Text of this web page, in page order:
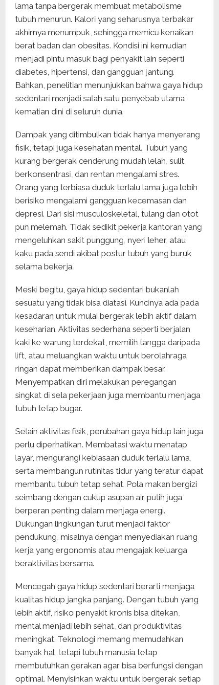
lama tanpa bergerak membuat metabolisme
tubuh menurun. Kalori yang seharusnya terbakar
akhirnya menumpuk, sehingga memicu kenaikan
berat badan dan obesitas. Kondisi ini kemudian
menjadi pintu masuk bagi penyakit lain seperti
diabetes, hipertensi, dan gangguan jantung.
Bahkan, penelitian menunjukkan bahwa gaya hidup
sedentari menjadi salah satu penyebab utama
kematian dini di seluruh dunia.
Dampak yang ditimbulkan tidak hanya menyerang
fisik, tetapi juga kesehatan mental. Tubuh yang
kurang bergerak cenderung mudah lelah, sulit
berkonsentrasi, dan rentan mengalami stres.
Orang yang terbiasa duduk terlalu lama juga lebih
berisiko mengalami gangguan kecemasan dan
depresi. Dari sisi musculoskeletal, tulang dan otot
pun melemah. Tidak sedikit pekerja kantoran yang
mengeluhkan sakit punggung, nyeri leher, atau
kaku pada sendi akibat postur tubuh yang buruk
selama bekerja.
Meski begitu, gaya hidup sedentari bukanlah
sesuatu yang tidak bisa diatasi. Kuncinya ada pada
kesadaran untuk mulai bergerak lebih aktif dalam
keseharian. Aktivitas sederhana seperti berjalan
kaki ke warung terdekat, memilih tangga daripada
lift, atau meluangkan waktu untuk berolahraga
ringan dapat memberikan dampak besar.
Menyempatkan diri melakukan peregangan
singkat di sela pekerjaan juga membantu menjaga
tubuh tetap bugar.
Selain aktivitas fisik, perubahan gaya hidup lain juga
perlu diperhatikan. Membatasi waktu menatap
layar, mengurangi kebiasaan duduk terlalu lama,
serta membangun rutinitas tidur yang teratur dapat
membantu tubuh tetap sehat. Pola makan bergizi
seimbang dengan cukup asupan air putih juga
berperan penting dalam menjaga energi.
Dukungan lingkungan turut menjadi faktor
pendukung, misalnya dengan menyediakan ruang
kerja yang ergonomis atau mengajak keluarga
beraktivitas bersama.
Mencegah gaya hidup sedentari berarti menjaga
kualitas hidup jangka panjang. Dengan tubuh yang
lebih aktif, risiko penyakit kronis bisa ditekan,
mental menjadi lebih sehat, dan produktivitas
meningkat. Teknologi memang memudahkan
banyak hal, tetapi tubuh manusia tetap
membutuhkan gerakan agar bisa berfungsi dengan
optimal. Menyisihkan waktu untuk bergerak setiap